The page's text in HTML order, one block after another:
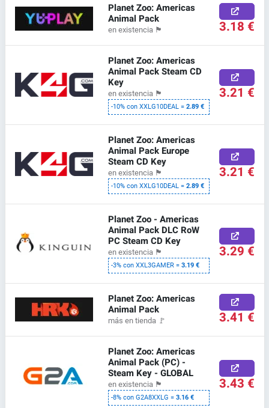
Planet Zoo: Americas
Animal Pack
en existencia 🏴 3.18 €
Planet Zoo: Americas
Animal Pack Steam CD
Key
en existencia 🏴
-10% con XXLG10DEAL =2.89 €
3.21 €
Planet Zoo: Americas
Animal Pack Europe
Steam CD Key
en existencia 🏴
-10% con XXLG10DEAL =2.89 €
3.21 €
Planet Zoo - Americas
Animal Pack DLC RoW
PC Steam CD Key
en existencia 🏴
-3% con XXL3GAMER =3.19 €
3.29 €
Planet Zoo: Americas
Animal Pack
más en tienda 🚩 3.41 €
Planet Zoo: Americas
Animal Pack (PC) -
Steam Key - GLOBAL
en existencia 🏴
-8% con G2A8XXLG =3.16 €
3.43 €